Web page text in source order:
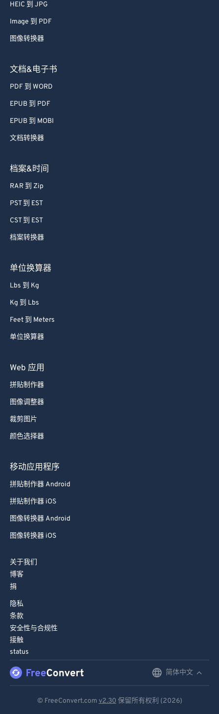
HEIC 到 JPG
Image 到 PDF
图像转换器
文档&电子书
PDF 到 WORD
EPUB 到 PDF
EPUB 到 MOBI
文档转换器
档案&时间
RAR 到 Zip
PST 到 EST
CST 到 EST
档案转换器
单位换算器
Lbs 到 Kg
Kg 到 Lbs
Feet 到 Meters
单位换算器
Web 应用
拼贴制作器
图像调整器
裁剪图片
颜色选择器
移动应用程序
拼贴制作器 Android
拼贴制作器 iOS
图像转换器 Android
图像转换器 iOS
关于我们
博客
捐
隐私
条款
安全性与合规性
接触
status
简体中文
© FreeConvert.com v2.30 保留所有权利 (2026)